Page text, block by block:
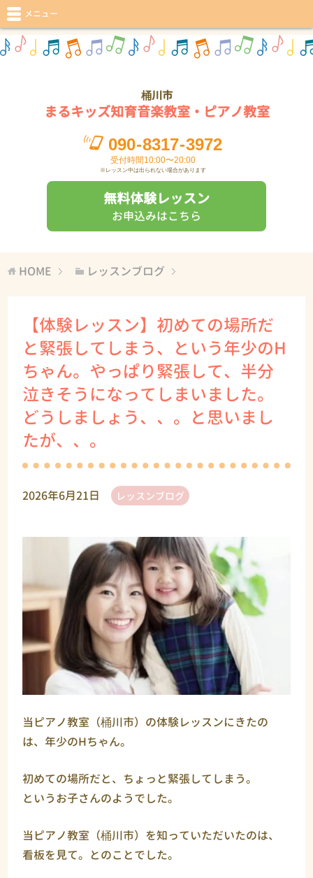
桶川市
まるキッズ知育音楽教室・ピアノ教室
090-8317-3972
受付時間10:00〜20:00
※レッスン中は出られない場合があります
無料体験レッスン
お申込みはこちら
メニュー
HOME レッスンブログ
【体験レッスン】初めての場所だ
と緊張してしまう、という年少のH
ちゃん。やっぱり緊張して、半分
泣きそうになってしまいました。
どうしましょう、、。と思いまし
たが、、。
2026年6月21日 レッスンブログ
当ピアノ教室（桶川市）の体験レッスンにきたの
は、年少のHちゃん。
初めての場所だと、ちょっと緊張してしまう。
というお子さんのようでした。
当ピアノ教室（桶川市）を知っていただいたのは、
看板を見て。とのことでした。